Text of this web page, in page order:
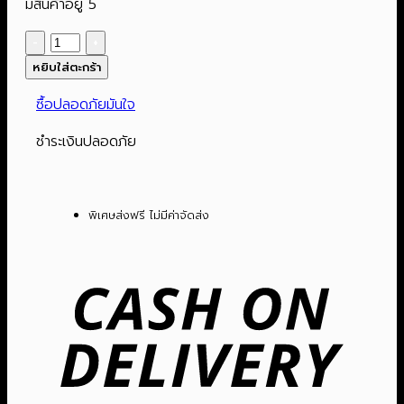
2,190฿.
1,090฿.
มีสินค้าอยู่ 5
จำนวน
หม้อ
ทอด
ไร้
น้ำมัน
ขนาด
หยิบใส่ตะกร้า
ซื้อปลอดภัยมันใจ
ชำระเงินปลอดภัย
พิเศษส่งฟรี ไม่มีค่าจัดส่ง